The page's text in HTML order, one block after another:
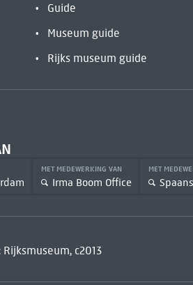
Guide
Museum guide
Rijks museum guide
MET MEDEWERKING VAN
Irma Boom Office
MET
c2013